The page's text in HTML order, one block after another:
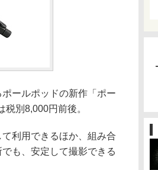
ールポッドの新作「ポー
別8,000円前後。
利用できるほか、組み合
も、安定して撮影できる